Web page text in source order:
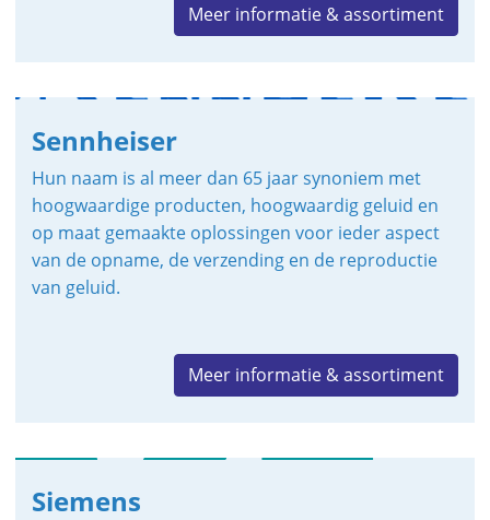
Meer informatie & assortiment
Sennheiser
Hun naam is al meer dan 65 jaar synoniem met
hoogwaardige producten, hoogwaardig geluid en
op maat gemaakte oplossingen voor ieder aspect
van de opname, de verzending en de reproductie
van geluid.
Meer informatie & assortiment
Siemens